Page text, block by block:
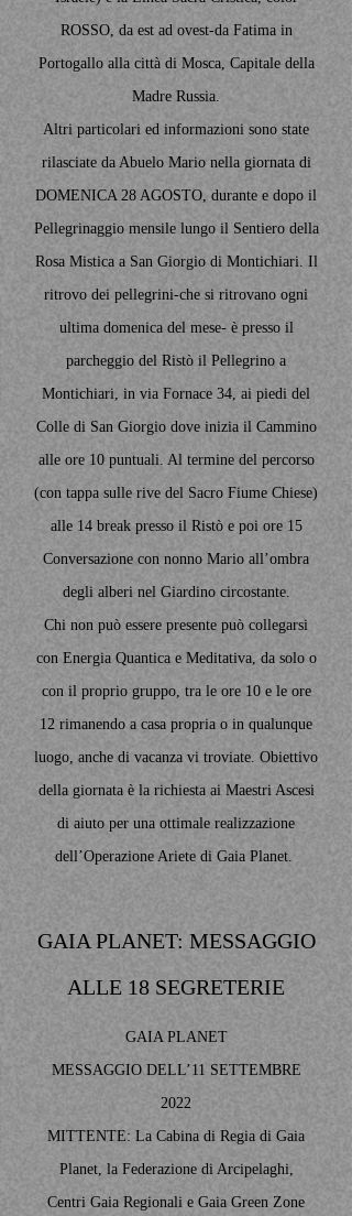
ROSSO, da est ad ovest-da Fatima in
Portogallo alla città di Mosca, Capitale della
Madre Russia.
Altri particolari ed informazioni sono state
rilasciate da Abuelo Mario nella giornata di
DOMENICA 28 AGOSTO, durante e dopo il
Pellegrinaggio mensile lungo il Sentiero della
Rosa Mistica a San Giorgio di Montichiari. Il
ritrovo dei pellegrini-che si ritrovano ogni
ultima domenica del mese- è presso il
parcheggio del Ristò il Pellegrino a
Montichiari, in via Fornace 34, ai piedi del
Colle di San Giorgio dove inizia il Cammino
alle ore 10 puntuali. Al termine del percorso
(con tappa sulle rive del Sacro Fiume Chiese)
alle 14 break presso il Ristò e poi ore 15
Conversazione con nonno Mario all’ombra
degli alberi nel Giardino circostante.
Chi non può essere presente può collegarsi
con Energia Quantica e Meditativa, da solo o
con il proprio gruppo, tra le ore 10 e le ore
12 rimanendo a casa propria o in qualunque
luogo, anche di vacanza vi troviate. Obiettivo
della giornata è la richiesta ai Maestri Ascesi
di aiuto per una ottimale realizzazione
dell’Operazione Ariete di Gaia Planet.
GAIA PLANET: MESSAGGIO
ALLE 18 SEGRETERIE
GAIA PLANET
MESSAGGIO DELL’11 SETTEMBRE
2022
MITTENTE: La Cabina di Regia di Gaia
Planet, la Federazione di Arcipelaghi,
Centri Gaia Regionali e Gaia Green Zone